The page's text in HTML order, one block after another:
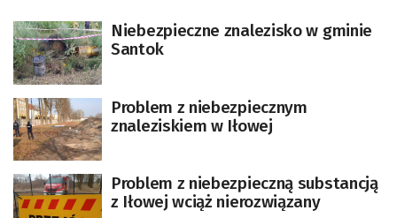
Niebezpieczne znalezisko w gminie
Santok
Problem z niebezpiecznym
znaleziskiem w Iłowej
Problem z niebezpieczną substancją
z Iłowej wciąż nierozwiązany